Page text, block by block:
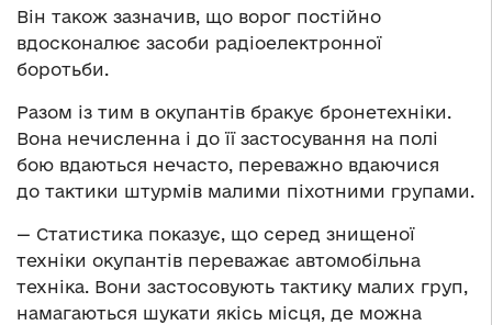
Він також зазначив, що ворог постійно
вдосконалює засоби радіоелектронної
боротьби.
Разом із тим в окупантів бракує бронетехніки.
Вона нечисленна і до її застосування на полі
бою вдаються нечасто, переважно вдаючися
до тактики штурмів малими піхотними групами.
— Статистика показує, що серед знищеної
техніки окупантів переважає автомобільна
техніка. Вони застосовують тактику малих груп,
намагаються шукати якісь місця, де можна